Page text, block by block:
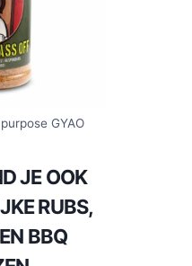
GYAO
JE OOK
RUBS,
BBQ